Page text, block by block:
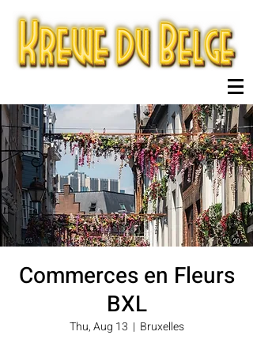
Commerces en Fleurs
BXL
Thu, Aug 13
  |
Bruxelles